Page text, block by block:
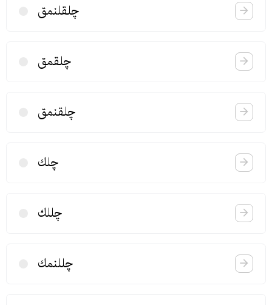
چلقلنمق
چلقمق
چلقنمق
چلك
چللك
چللنمك